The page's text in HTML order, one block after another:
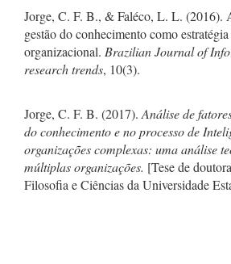
Jorge, C. F. B., & Faléco, L. L. (2016).
gestão do conhecimento como
organizacional. Brazilian Journal of
research trends, 10(3).
Jorge, C. F. B. (2017).Análise de
do conhecimento e no processo de
organizações complexas: uma análise
múltiplas organizações. [Tese de
Filosofia e Ciências da Universidade